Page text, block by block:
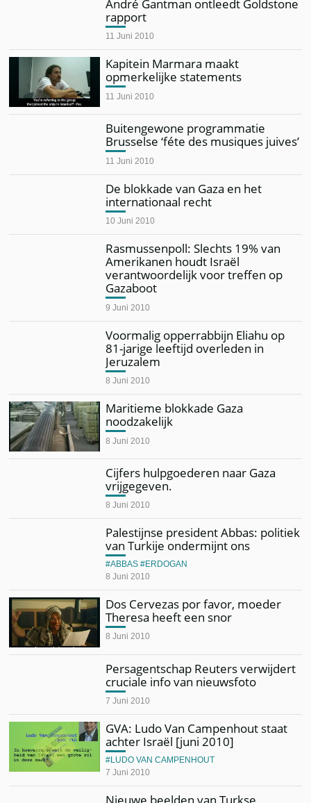
André Gantman ontleedt Goldstone
rapport
11 Juni 2010
Kapitein Marmara maakt
opmerkelijke statements
11 Juni 2010
Buitengewone programmatie
Brusselse ‘féte des musiques juives’
11 Juni 2010
De blokkade van Gaza en het
internationaal recht
10 Juni 2010
Rasmussenpoll: Slechts 19% van
Amerikanen houdt Israël
verantwoordelijk voor treffen op
Gazaboot
9 Juni 2010
Voormalig opperrabbijn Eliahu op
81-jarige leeftijd overleden in
Jeruzalem
8 Juni 2010
Maritieme blokkade Gaza
noodzakelijk
8 Juni 2010
Cijfers hulpgoederen naar Gaza
vrijgegeven.
8 Juni 2010
Palestijnse president Abbas: politiek
van Turkije ondermijnt ons
8 Juni 2010
ABBAS ERDOGAN
Dos Cervezas por favor, moeder
Theresa heeft een snor
8 Juni 2010
Persagentschap Reuters verwijdert
cruciale info van nieuwsfoto
7 Juni 2010
GVA: Ludo Van Campenhout staat
achter Israël [juni 2010]
7 Juni 2010
LUDO VAN CAMPENHOUT
Nieuwe beelden van Turkse